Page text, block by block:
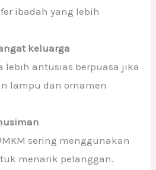
ibadah yang lebih
keluarga
lebih antusias berpuasa jika
lampu dan ornamen
sering menggunakan
menarik pelanggan.